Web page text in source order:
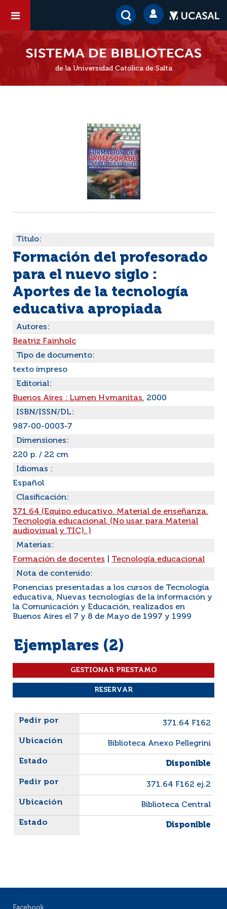
de la Universidad Católica de Salta
Título:
Formación del profesorado
para el nuevo siglo :
Aportes de la tecnología
educativa apropiada
Autores:
Beatriz Fainholc
Tipo de documento:
texto impreso
Editorial:
Buenos Aires : Lumen Hvmanitas, 2000
ISBN/ISSN/DL:
987-00-0003-7
Dimensiones:
220 p. / 22 cm
Idiomas :
Español
Clasificación:
371.64 (Equipo educativo. Material de enseñanza.
Tecnología educacional. (No usar para Material
audiovisual y TIC). )
Materias:
Formación de docentes
Tecnología educacional
Nota de contenido:
Ponencias presentadas a los cursos de Tecnología
educativa, Nuevas tecnologías de la información y
la Comunicación y Educación, realizados en
Buenos Aires el 7 y 8 de Mayo de 1997 y 1999
Ejemplares (2)
Liste des exemplaires
371.64 F162
Biblioteca Anexo Pellegrini
Disponible
371.64 F162 ej.2
Biblioteca Central
Disponible